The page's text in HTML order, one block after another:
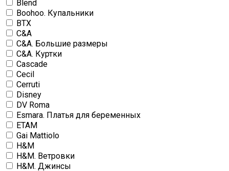
Blend
Boohoo. Купальники
BTX
C&A
C&A. Большие размеры
C&A. Куртки
Cascade
Cecil
Cerruti
Disney
DV Roma
Esmara. Платья для беременных
ETAM
Gai Mattiolo
H&M
H&M. Ветровки
H&M. Джинсы